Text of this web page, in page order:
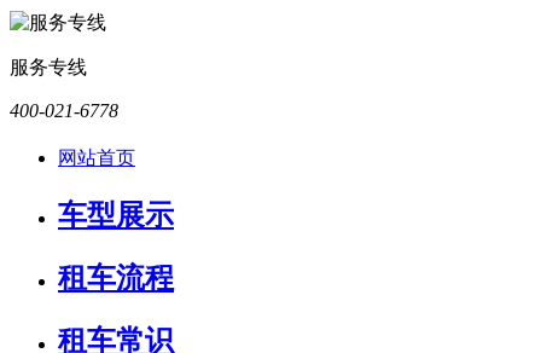
服务专线
400-021-6778
网站首页
车型展示
租车流程
租车常识